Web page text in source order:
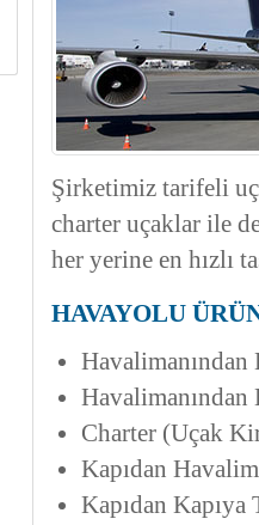
Şirketimiz tarifeli
charter uçaklar ile
her yerine en hızlı
HAVAYOLU
Havalimanından
Havalimanından
Charter (Uçak
Kapıdan
Kapıdan Kapıya